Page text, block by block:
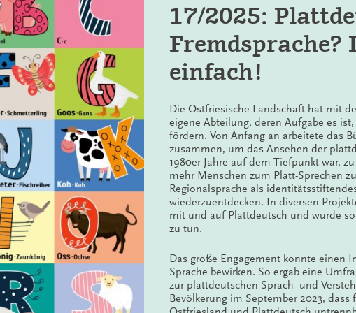
Lernschwierigkeiten und für Kinder nicht-deutscher Muttersprache:
Voraussetzungen – Methoden – Erfolge. Hrsg. v. Anja K. Steinlen/
der Schulleistungen von Kindern mit und ohne
der Primarstufe. Neue Forschungen – weitere Entwicklungen. Hrsg. v.
Kinder: Chance oder Risiko? Vortrag von Henning Wode anlässlich der
2006.
immersive KiTas. Eine überzeugende Methode zum nachhaltigen
für Träger, Leitung, Team. Ergänzbare Sammlung. Hrsg. v.
17/2025:
Fremdsprache?
einfach!
Die Ostfriesische Landschaft hat mit
eigene Abteilung, deren Aufgabe es
fördern. Von Anfang an arbeitete das
zusammen, um das Ansehen der
1980er Jahre auf dem Tiefpunkt war,
mehr Menschen zum Platt-Sprechen
Regionalsprache als
wiederzuentdecken. In diversen
mit und auf Plattdeutsch und wurde
zu tun.
Das große Engagement konnte einen
Sprache bewirken. So ergab eine
zur plattdeutschen Sprach- und
Bevölkerung im September 2023, dass